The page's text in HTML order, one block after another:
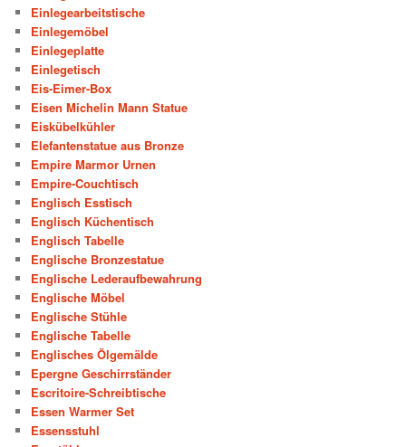
Einlegearbeitstische
Einlegemöbel
Einlegeplatte
Einlegetisch
Eis-Eimer-Box
Eisen Michelin Mann Statue
Eiskübelkühler
Elefantenstatue aus Bronze
Empire Marmor Urnen
Empire-Couchtisch
Englisch Esstisch
Englisch Küchentisch
Englisch Tabelle
Englische Bronzestatue
Englische Lederaufbewahrung
Englische Möbel
Englische Stühle
Englische Tabelle
Englisches Ölgemälde
Epergne Geschirrständer
Escritoire-Schreibtische
Essen Warmer Set
Essensstuhl